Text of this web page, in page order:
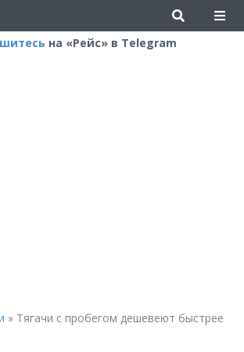
на «Рейс» в Telegram
» Тягачи с пробегом дешевеют быстрее